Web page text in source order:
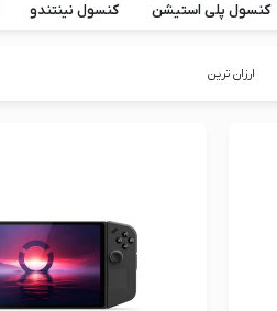
کنسول پلی استیشن کنسول نینتندو
ارزان ترین